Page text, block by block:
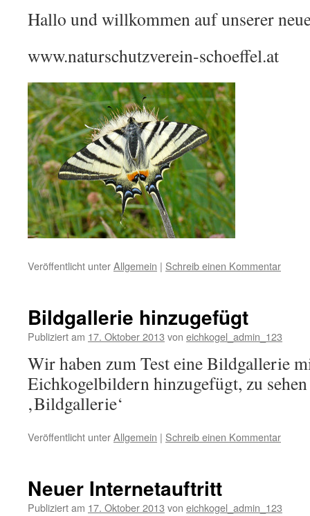
Hallo und willkommen auf unserer
www.naturschutzverein-schoeffel.at
Veröffentlicht unterAllgemein | Schreib einen Kommentar
Bildgallerie hinzugefügt
Publiziert am 17. Oktober 2013 von eichkogel_admin_123
Wir haben zum Test eine Bildgallerie
Eichkogelbildern hinzugefügt, zu
‚Bildgallerie‘
Veröffentlicht unterAllgemein | Schreib einen Kommentar
Neuer Internetauftritt
Publiziert am 17. Oktober 2013 von eichkogel_admin_123